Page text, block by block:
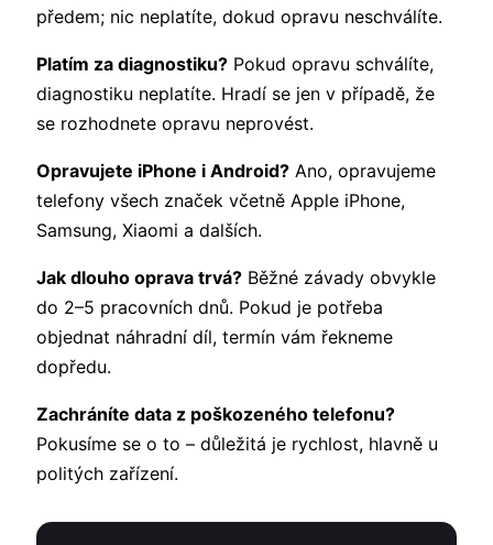
předem; nic neplatíte, dokud opravu neschválíte.
Platím za diagnostiku? Pokud opravu schválíte,
diagnostiku neplatíte. Hradí se jen v případě, že
se rozhodnete opravu neprovést.
Opravujete iPhone i Android? Ano, opravujeme
telefony všech značek včetně Apple iPhone,
Samsung, Xiaomi a dalších.
Jak dlouho oprava trvá? Běžné závady obvykle
do 2–5 pracovních dnů. Pokud je potřeba
objednat náhradní díl, termín vám řekneme
dopředu.
Zachráníte data z poškozeného telefonu?
Pokusíme se o to – důležitá je rychlost, hlavně u
politých zařízení.